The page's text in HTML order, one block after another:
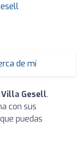
de mí
Gesell.
con sus
puedas